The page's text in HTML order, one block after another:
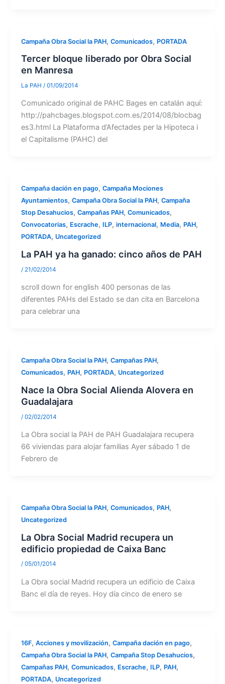
Campaña Obra Social la PAH, Comunicados, PORTADA
Tercer bloque liberado por Obra Social
en Manresa
La PAH / 01/09/2014
Comunicado original de PAHC Bages en catalán aquí:
http://pahcbages.blogspot.com.es/2014/08/blocbag
es3.html La Plataforma d’Afectades per la Hipoteca i
el Capitalisme (PAHC) del
Campaña dación en pago, Campaña Mociones
Ayuntamientos, Campaña Obra Social la PAH, Campaña
Stop Desahucios, Campañas PAH, Comunicados,
Convocatorias, Escrache, ILP, internacional, Media, PAH,
PORTADA, Uncategorized
La PAH ya ha ganado: cinco años de PAH
/ 21/02/2014
scroll down for english 400 personas de las
diferentes PAHs del Estado se dan cita en Barcelona
para celebrar una
Campaña Obra Social la PAH, Campañas PAH,
Comunicados, PAH, PORTADA, Uncategorized
Nace la Obra Social Alienda Alovera en
Guadalajara
/ 02/02/2014
La Obra social la PAH de PAH Guadalajara recupera
66 viviendas para alojar familias Ayer sábado 1 de
Febrero de
Campaña Obra Social la PAH, Comunicados, PAH,
Uncategorized
La Obra Social Madrid recupera un
edificio propiedad de Caixa Banc
/ 05/01/2014
La Obra social Madrid recupera un edificio de Caixa
Banc el día de reyes. Hoy día cinco de enero se
16F, Acciones y movilización, Campaña dación en pago,
Campaña Obra Social la PAH, Campaña Stop Desahucios,
Campañas PAH, Comunicados, Escrache, ILP, PAH,
PORTADA, Uncategorized